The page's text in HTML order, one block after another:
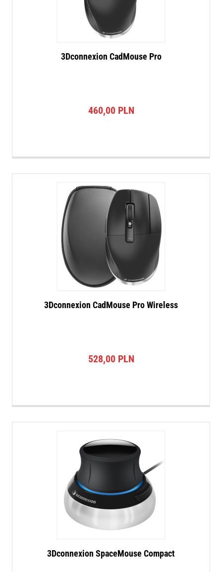
3Dconnexion CadMouse Pro
460,00 PLN
3Dconnexion CadMouse Pro Wireless
528,00 PLN
3Dconnexion SpaceMouse Compact